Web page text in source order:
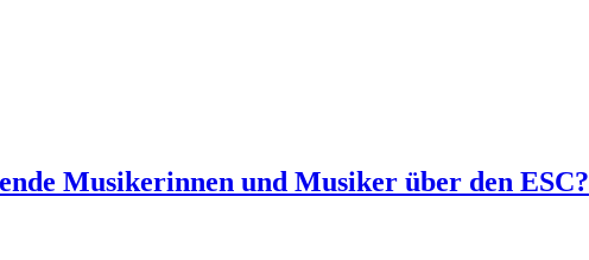
Musikerinnen und Musiker über den ESC?